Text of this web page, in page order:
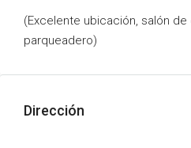
(Excelente ubicación, salón de
parqueadero)
Dirección